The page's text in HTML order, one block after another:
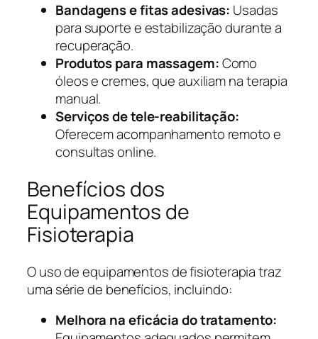
Bandagens e fitas adesivas: Usadas
para suporte e estabilização durante a
recuperação.
Produtos para massagem:Como
óleos e cremes, que auxiliam na terapia
manual.
Serviços de tele-reabilitação:
Oferecem acompanhamento remoto e
consultas online.
Benefícios dos
Equipamentos de
Fisioterapia
O uso de equipamentos de fisioterapia traz
uma série de benefícios, incluindo:
Melhora na eficácia do tratamento: